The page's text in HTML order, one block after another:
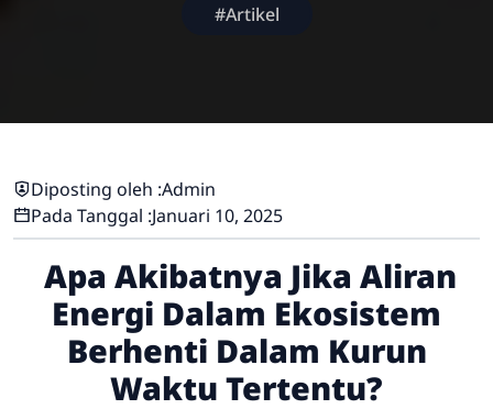
#Artikel
Diposting oleh :Admin
Pada Tanggal :Januari 10, 2025
Apa Akibatnya Jika Aliran
Energi Dalam Ekosistem
Berhenti Dalam Kurun
Waktu Tertentu?